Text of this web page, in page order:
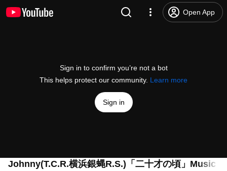
Open App
Sign in to confirm you’re not a bot
This helps protect our community. Learn more
Sign in
Johnny(T.C.R.横浜銀蝿R.S.)「二十才の頃」Music